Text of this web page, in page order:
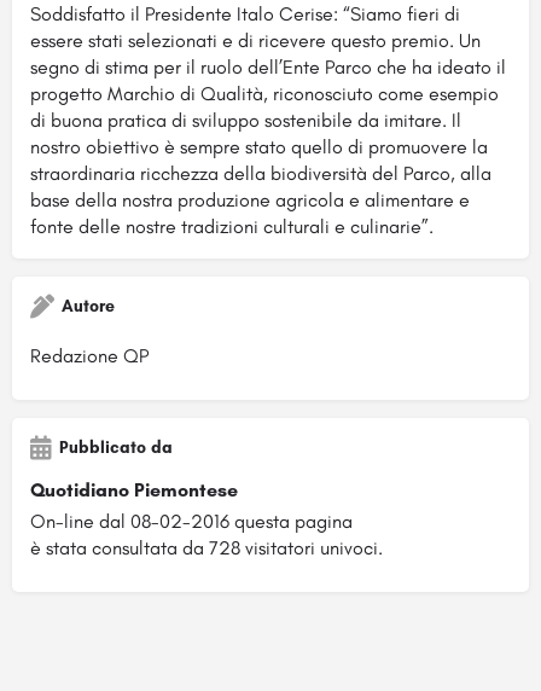
Soddisfatto il Presidente Italo Cerise: “Siamo fieri di
essere stati selezionati e di ricevere questo premio. Un
segno di stima per il ruolo dell’Ente Parco che ha ideato il
progetto Marchio di Qualità, riconosciuto come esempio
di buona pratica di sviluppo sostenibile da imitare. Il
nostro obiettivo è sempre stato quello di promuovere la
straordinaria ricchezza della biodiversità del Parco, alla
base della nostra produzione agricola e alimentare e
fonte delle nostre tradizioni culturali e culinarie”.
Autore
Redazione QP
Pubblicato da
Quotidiano Piemontese
On-line dal 08-02-2016 questa pagina
è stata consultata da 728 visitatori univoci.